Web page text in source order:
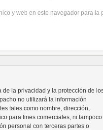
y web en este navegador para la
de la privacidad y la protección de
no utilizará la información
tales como nombre, dirección,
para fines comerciales, ni tampoco
personal con terceras partes o